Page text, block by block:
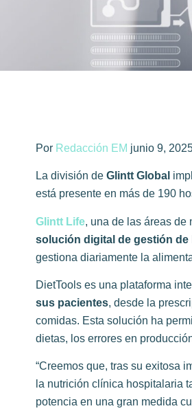
Por Redacción EM junio 9,
La división de Glintt Global
está presente en más de 190
Glintt Life, una de las áreas de
solución digital de gestión de
gestiona diariamente la
DietTools es una plataforma
sus pacientes, desde la
comidas. Esta solución ha
dietas, los errores en
“Creemos que, tras su exitosa
la nutrición clínica hospitalaria
potencia en una gran medida